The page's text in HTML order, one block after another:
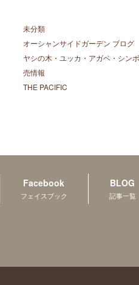
未分類
オーシャンサイドガーデン ブログ
ヤシの木・ユッカ・アガベ・シン
売情報
THE PACIFIC
Facebook
フェイスブック
BLOG
記事一覧